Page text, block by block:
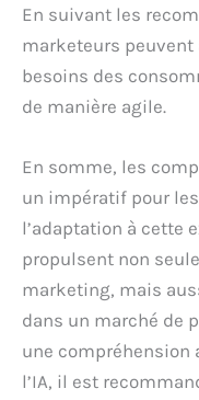
En suivant les
marketeurs peuvent
besoins des
de manière agile.
En somme, les
un impératif pour
l’adaptation à cette
propulsent non
marketing, mais
dans un marché de
une compréhension
l’IA, il est